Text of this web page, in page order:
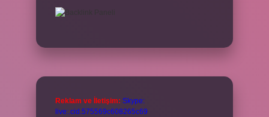
Reklam ve İletişim: Skype:
live:.cid.575569c608265c69